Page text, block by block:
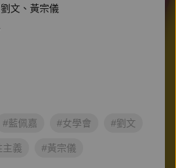
劉文
黃宗儀
#藍佩嘉 #女學會 #劉文
主義 #黃宗儀